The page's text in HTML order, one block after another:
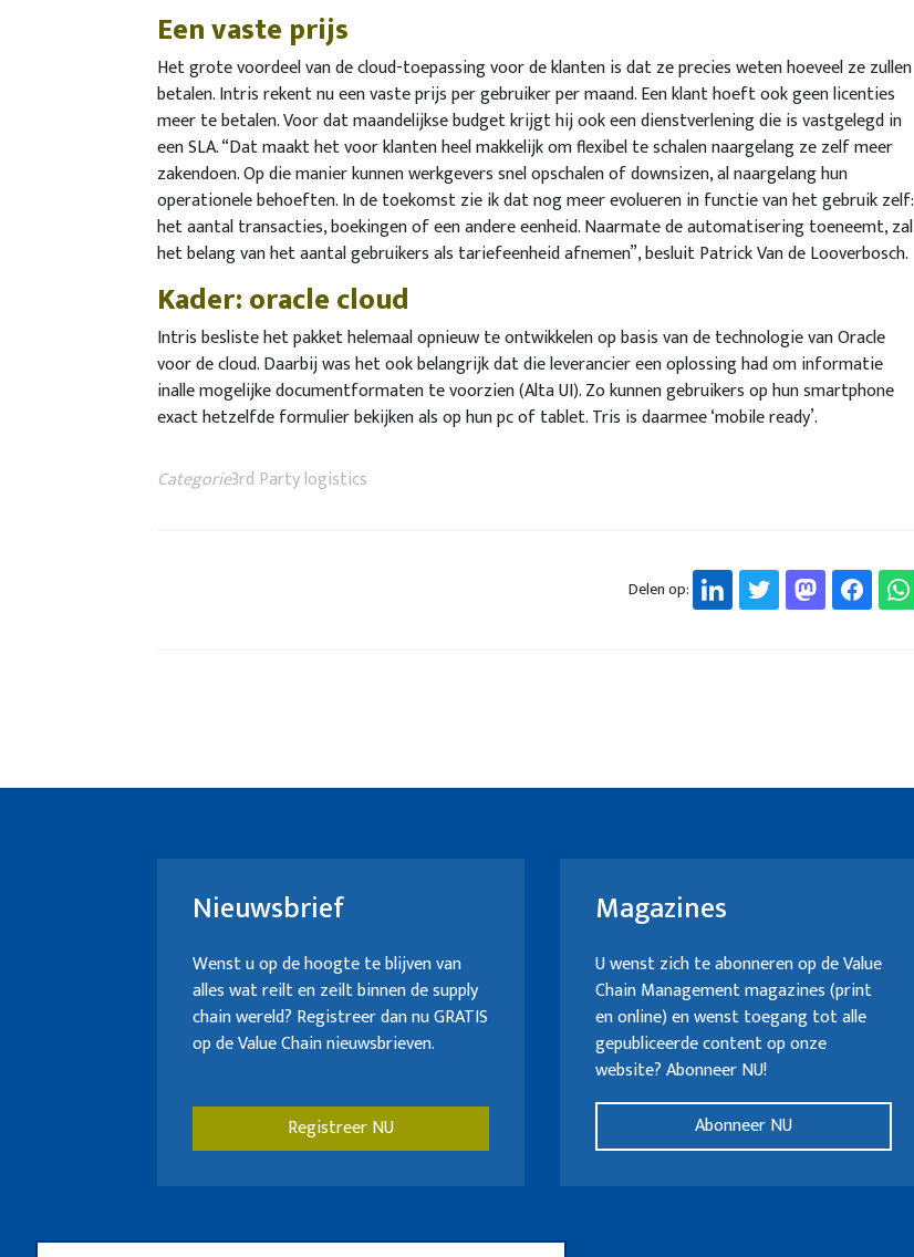
​Een vaste prijs
Het grote voordeel van de cloud-toepassing voor de klanten is dat ze precies weten hoeveel ze zullen
betalen. Intris rekent nu een vaste prijs per gebruiker per maand. Een klant hoeft ook geen licenties
meer te betalen. Voor dat maandelijkse budget krijgt hij ook een dienstverlening die is vastgelegd in
een SLA. “Dat maakt het voor klanten heel makkelijk om flexibel te schalen naargelang ze zelf meer
zakendoen. Op die manier kunnen werkgevers snel opschalen of downsizen, al naargelang hun
operationele behoeften. In de toekomst zie ik dat nog meer evolueren in functie van het gebruik zelf:
het aantal transacties, boekingen of een andere eenheid. Naarmate de automatisering toeneemt, zal
het belang van het aantal gebruikers als tariefeenheid afnemen”, besluit Patrick Van de Looverbosch.
Kader: oracle cloud
Intris besliste het pakket helemaal opnieuw te ontwikkelen op basis van de technologie van Oracle
voor de cloud. Daarbij was het ook belangrijk dat die leverancier een oplossing had om informatie
inalle mogelijke documentformaten te voorzien (Alta UI). Zo kunnen gebruikers op hun smartphone
exact hetzelfde formulier bekijken als op hun pc of tablet. Tris is daarmee ‘mobile ready’.
Categorie3rd Party logistics
Delen op:
Nieuwsbrief
Wenst u op de hoogte te blijven van
alles wat reilt en zeilt binnen de supply
chain wereld? Registreer dan nu GRATIS
op de Value Chain nieuwsbrieven.
Registreer NU
Magazines
U wenst zich te abonneren op de Value
Chain Management magazines (print
en online) en wenst toegang tot alle
gepubliceerde content op onze
website? Abonneer NU!
Abonneer NU